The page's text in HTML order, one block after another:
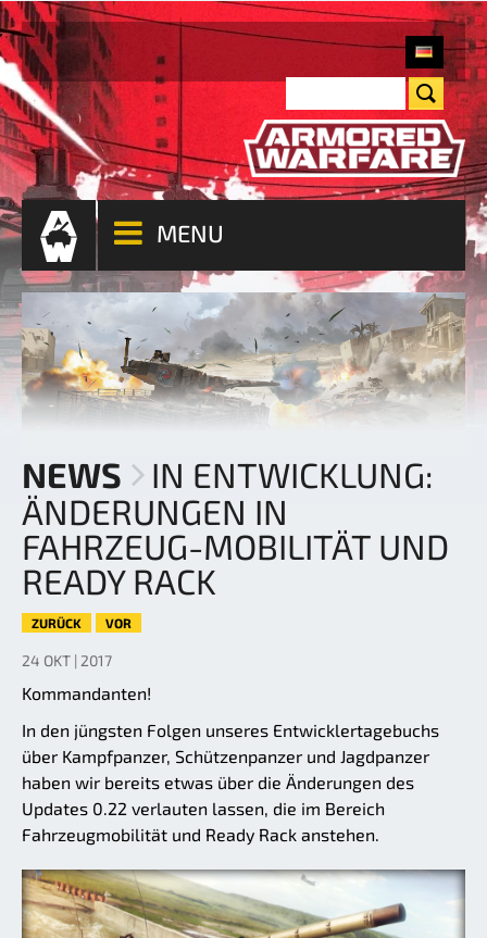
MENU
NEWS
IN ENTWICKLUNG:
ÄNDERUNGEN IN
FAHRZEUG-MOBILITÄT UND
READY RACK
ZURÜCK VOR
24 OKT | 2017
Kommandanten!
In den jüngsten Folgen unseres Entwicklertagebuchs
über Kampfpanzer, Schützenpanzer und Jagdpanzer
haben wir bereits etwas über die Änderungen des
Updates 0.22 verlauten lassen, die im Bereich
Fahrzeugmobilität und Ready Rack anstehen.